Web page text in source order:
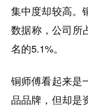
集中度却较高。
数据称，公司所
名的5.1%。
铜师傅看起来是
品品牌，但却是